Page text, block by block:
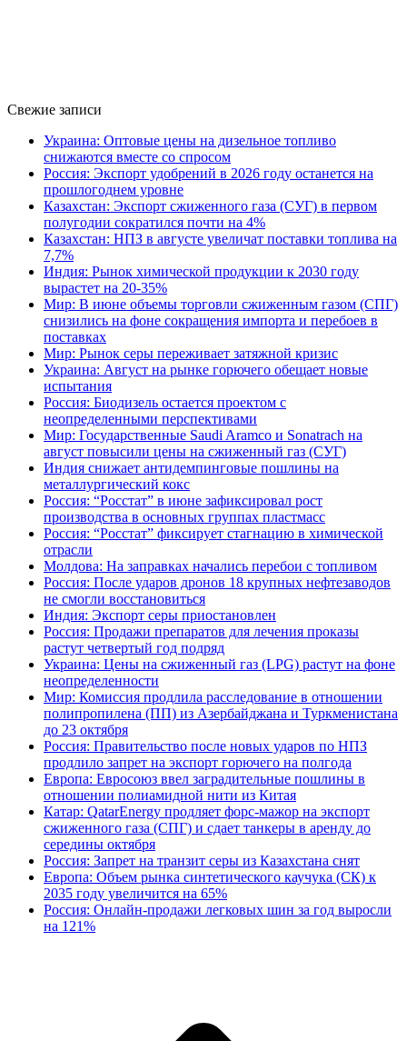
Свежие записи
Украина: Оптовые цены на дизельное топливо
снижаются вместе со спросом
Россия: Экспорт удобрений в 2026 году останется на
прошлогоднем уровне
Казахстан: Экспорт сжиженного газа (СУГ) в первом
полугодии сократился почти на 4%
Казахстан: НПЗ в августе увеличат поставки топлива на
7,7%
Индия: Рынок химической продукции к 2030 году
вырастет на 20-35%
Мир: В июне объемы торговли сжиженным газом (СПГ)
снизились на фоне сокращения импорта и перебоев в
поставках
Мир: Рынок серы переживает затяжной кризис
Украина: Август на рынке горючего обещает новые
испытания
Россия: Биодизель остается проектом с
неопределенными перспективами
Мир: Государственные Saudi Aramco и Sonatrach на
август повысили цены на сжиженный газ (СУГ)
Индия снижает антидемпинговые пошлины на
металлургический кокс
Россия: “Росстат” в июне зафиксировал рост
производства в основных группах пластмасс
Россия: “Росстат” фиксирует стагнацию в химической
отрасли
Молдова: На заправках начались перебои с топливом
Россия: После ударов дронов 18 крупных нефтезаводов
не смогли восстановиться
Индия: Экспорт серы приостановлен
Россия: Продажи препаратов для лечения проказы
растут четвертый год подряд
Украина: Цены на сжиженный газ (LPG) растут на фоне
неопределенности
Мир: Комиссия продлила расследование в отношении
полипропилена (ПП) из Азербайджана и Туркменистана
до 23 октября
Россия: Правительство после новых ударов по НПЗ
продлило запрет на экспорт горючего на полгода
Европа: Евросоюз ввел заградительные пошлины в
отношении полиамидной нити из Китая
Катар: QatarEnergy продляет форс-мажор на экспорт
сжиженного газа (СПГ) и сдает танкеры в аренду до
середины октября
Россия: Запрет на транзит серы из Казахстана снят
Европа: Объем рынка синтетического каучука (СК) к
2035 году увеличится на 65%
Россия: Онлайн-продажи легковых шин за год выросли
на 121%